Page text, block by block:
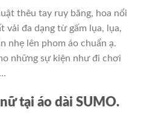
thêu tay ruy băng, hoa nổi
vải đa dạng từ gấm lụa, lụa,
nhẹ lên phom áo chuẩn ạ.
những sự kiện như đi chơi
tại áo dài SUMO.